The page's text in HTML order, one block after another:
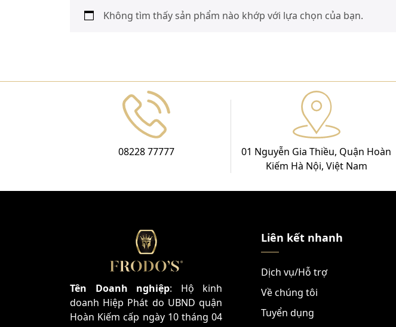
Không tìm thấy sản phẩm nào khớp với lựa chọn của bạn.
08228 77777
01 Nguyễn Gia Thiều, Quận Hoàn
Kiếm Hà Nội, Việt Nam
Tên Doanh nghiệp: Hộ kinh
doanh Hiệp Phát do UBND quận
Hoàn Kiếm cấp ngày 10 tháng 04
Liên kết nhanh
Dịch vụ/Hỗ trợ
Về chúng tôi
Tuyển dụng